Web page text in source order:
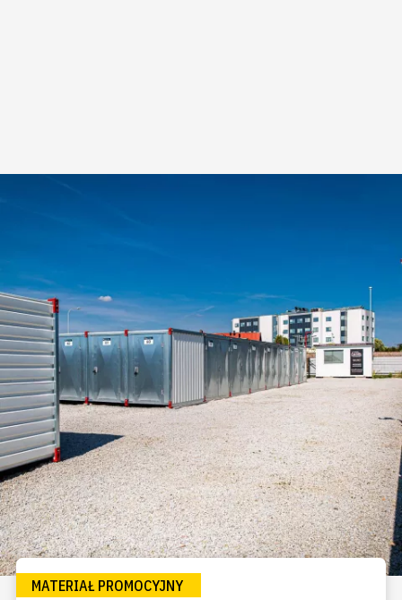
MATERIAŁ PROMOCYJNY